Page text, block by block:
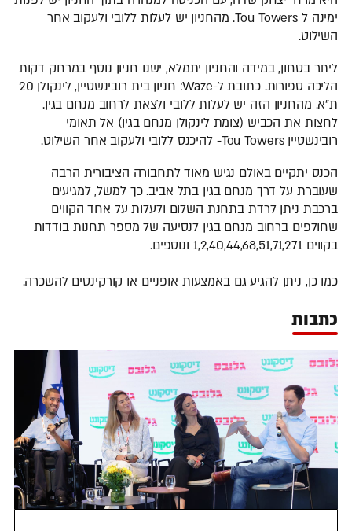
ימינה ל Tou Towers. מהחניון יש לעלות ללובי ולעקוב אחר
השילוט.
ליתר בטחון, במידה והחניון יתמלא, ישנו חניון נוסף במרחק דקות
הליכה ספורות. כתובת ל-Waze: חניון בית רובינשטיין, לינקולן 20
ת"א. מהחניון הזה יש לעלות ללובי ולצאת לרחוב מנחם בגין.
לחצות את הכביש (צומת לינקולן מנחם בגין) אל תאומי
רובינשטיין Tou Towers- להיכנס ללובי ולעקוב אחר השילוט.
הכנס יתקיים באולם נגיש מאוד לתחבורה הציבורית הרבה
שעוברת על דרך מנחם בגין בתל אביב. כך למשל, למגיעים
ברכבת ניתן לרדת בתחנת השלום ולעלות על אחד הקווים
שחולפים ברחוב מנחם בגין לנסיעה של מספר תחנות בודדות
בקווים 1,2,40,44,68,51,71,271 ונוספים.
כמו כן, ניתן להגיע גם באמצעות אופניים או קורקינטים להשכרה.
כתבות